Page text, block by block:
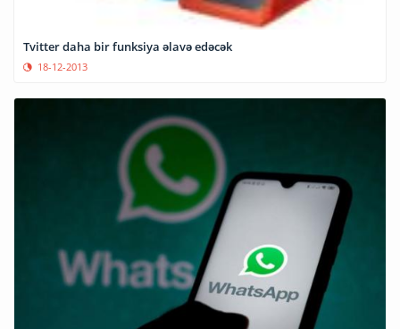
Tvitter daha bir funksiya əlavə edəcək
18-12-2013